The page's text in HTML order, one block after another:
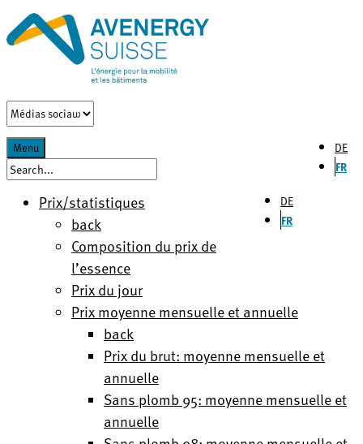
DE
FR
Menu
DE
FR
Prix/statistiques
back
Composition du prix de
l’essence
Prix du jour
Prix moyenne mensuelle et annuelle
back
Prix du brut: moyenne mensuelle et
annuelle
Sans plomb 95: moyenne mensuelle et
annuelle